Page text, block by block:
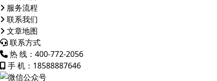
服务流程
联系我们
文章地图
联系方式
热 线： 400-772-2056
手 机： 18588887646